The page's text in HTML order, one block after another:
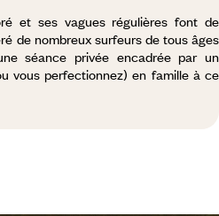
et ses vagues régulières font de
de nombreux surfeurs de tous âges
séance privée encadrée par un
vous perfectionnez) en famille à ce